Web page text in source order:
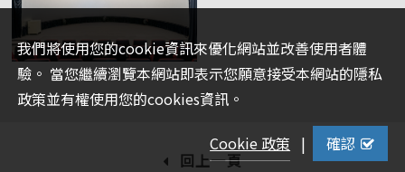
電
影
回上一頁
我們將使用您的cookie資訊來優化網站並改善使用者體
驗。 當您繼續瀏覽本網站即表示您願意接受本網站的隱私
政策並有權使用您的cookies資訊。
Cookie 政策 | 確認